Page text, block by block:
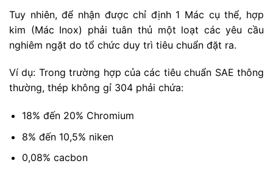
Tuy nhiên, để nhận được chỉ định 1 Mác cụ thể, hợp
kim (Mác Inox) phải tuân thủ một loạt các yêu cầu
nghiêm ngặt do tổ chức duy trì tiêu chuẩn đặt ra.
Ví dụ: Trong trường hợp của các tiêu chuẩn SAE thông
thường, thép không gỉ 304 phải chứa:
18% đến 20% Chromium
8% đến 10,5% niken
0,08% cacbon